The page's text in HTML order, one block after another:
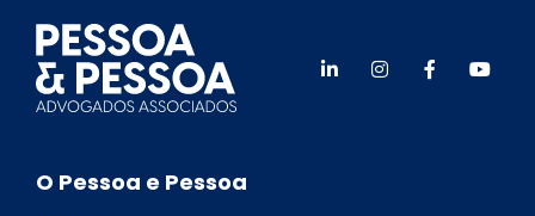
O Pessoa e Pessoa